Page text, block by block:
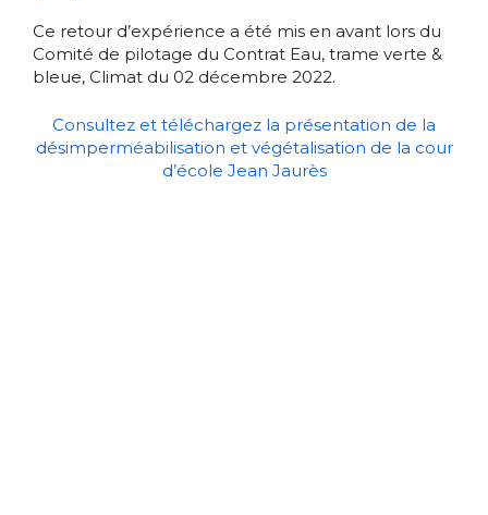
Ce retour d’expérience a été mis en avant lors du
Comité de pilotage du Contrat Eau, trame verte &
bleue, Climat du 02 décembre 2022.
Consultez et téléchargez la présentation de la
désimperméabilisation et végétalisation de la cour
d’école Jean Jaurès